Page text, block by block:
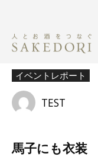
イベントレポート
TEST
馬子にも衣装